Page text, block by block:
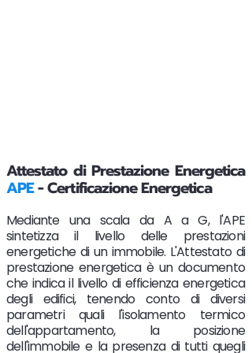
Attestato di Prestazione Energetica
APE- Certificazione Energetica
Mediante una scala da A a G, l'APE
sintetizza il livello delle prestazioni
energetiche di un immobile. L'Attestato di
prestazione energetica è un documento
che indica il livello di efficienza energetica
degli edifici, tenendo conto di diversi
parametri quali l'isolamento termico
dell'appartamento, la posizione
dell'immobile e la presenza di tutti quegli